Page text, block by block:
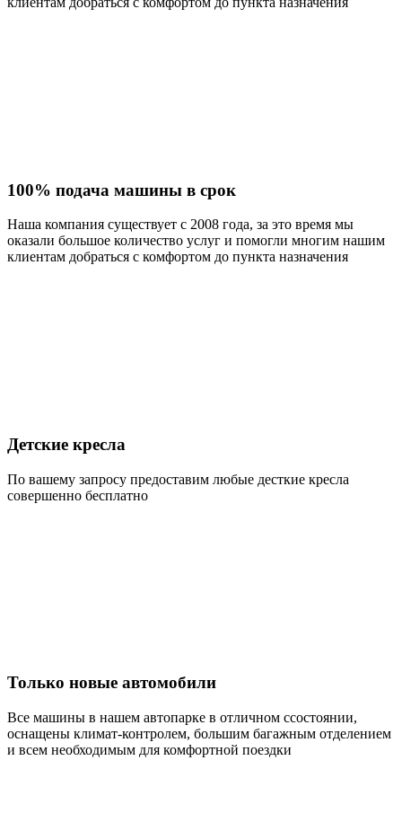
100% подача машины в срок
Наша компания существует с 2008 года, за это время мы
оказали большое количество услуг и помогли многим нашим
клиентам добраться с комфортом до пункта назначения
Детские кресла
По вашему запросу предоставим любые десткие кресла
совершенно бесплатно
Только новые автомобили
Все машины в нашем автопарке в отличном ссостоянии,
оснащены климат-контролем, большим багажным отделением
и всем необходимым для комфортной поездки